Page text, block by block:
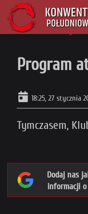
Główna
Program
18:25, 27 stycznia
Tymczasem,
Dodaj nas
informacji